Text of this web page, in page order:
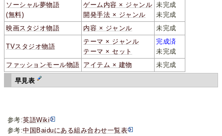
ソーシャル夢物語
(無料)
ゲーム内容 × ジャンル
開発手法 × ジャンル
未完成
未完成
映画スタジオ物語
内容 × ジャンル 未完成
TVスタジオ物語
テーマ × ジャンル
テーマ × セット
完成済
未完成
ファッションモール物語 アイテム × 建物 未完成
早見表
参考:英語Wiki
参考:中国Baiduにある組み合わせ一覧表